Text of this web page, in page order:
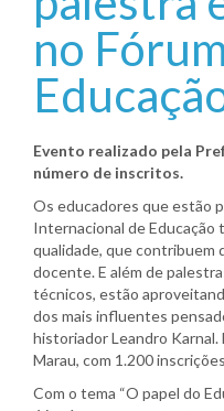
no
Evento realizado pela
número de inscritos.
Os educadores que estão
Internacional de Educação
qualidade, que contribuem
docente. E além de
técnicos, estão
dos mais influentes
historiador Leandro Karnal.
Marau, com 1.200
Com o tema “O papel do